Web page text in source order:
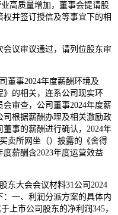
高质量增加，董事会提请股
并签订授信及等事宜下的相
议审议通过，请列位股东审
事2024年度薪酬环境及
》的相关，连系公司现实环
审查，公司董事2024年度薪
司根据薪酬办理及相关激励政
事的薪酬进行确认，2024年
卖所网坐（）披露的《舍得
薪酬含2023年度运营效益
大会会议材料31公司2024
一、利润分派方案的具体内
上市公司股东的净利润345，